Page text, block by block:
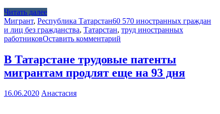
Читать далее
Мигрант, Республика Татарстан60 570 иностранных граждан
и лиц без гражданства, Татарстан, труд иностранных
работниковОставить комментарий
В Татарстане трудовые патенты
мигрантам продлят еще на 93 дня
16.06.2020 Анастасия